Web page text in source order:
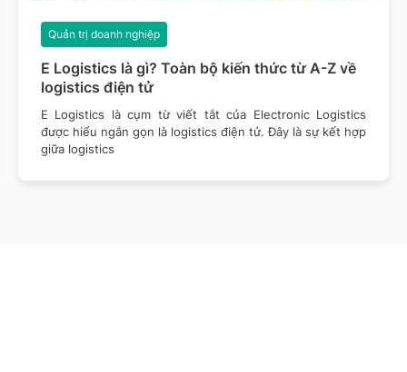
E Logistics là gì? Toàn bộ kiến thức từ A-Z về
logistics điện tử
Quản trị doanh nghiệp
E Logistics là cụm từ viết tắt của Electronic Logistics
được hiểu ngắn gọn là logistics điện tử. Đây là sự kết hợp
giữa logistics